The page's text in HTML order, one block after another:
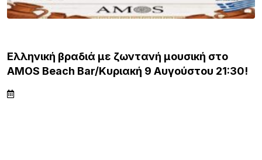
Ελληνική βραδιά με ζωντανή μουσική στο
AMOS Beach Bar/Κυριακή 9 Αυγούστου 21:30!